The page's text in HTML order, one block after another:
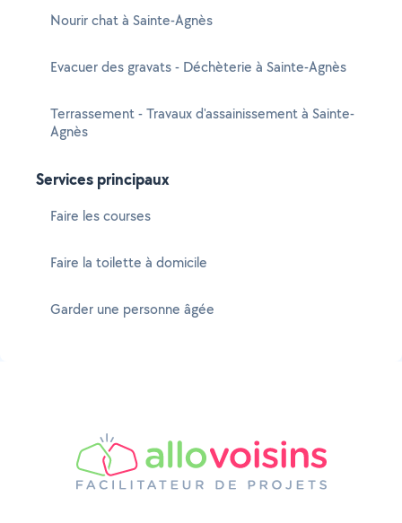
Nourir chat à Sainte-Agnès
Evacuer des gravats - Déchèterie à Sainte-Agnès
Terrassement - Travaux d'assainissement à Sainte-
Agnès
Services principaux
Faire les courses
Faire la toilette à domicile
Garder une personne âgée